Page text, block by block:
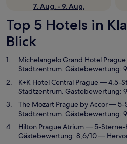
7. Aug. - 9. Aug.
Top 5 Hotels in
Blick
Michelangelo Grand Hotel Prague
Stadtzentrum. Gästebewertung:
K+K Hotel Central Prague— 4.5-
Stadtzentrum. Gästebewertung:
The Mozart Prague by Accor— 5-
Stadtzentrum. Gästebewertung:
Hilton Prague Atrium— 5-Sterne-
Gästebewertung: 8,6/10 —